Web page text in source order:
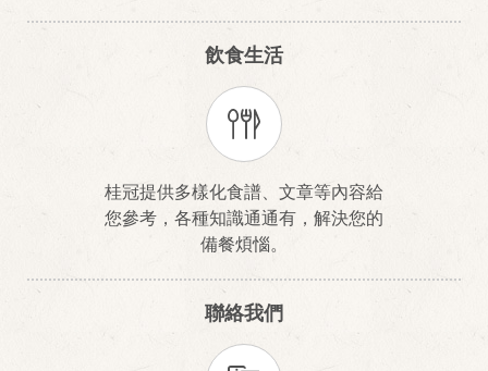
飲食生活
桂冠提供多樣化食譜、文章等內容給
您參考，各種知識通通有，解決您的
備餐煩惱。
聯絡我們